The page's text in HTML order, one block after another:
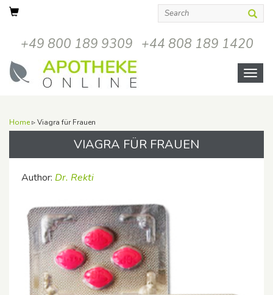
+49 800 189 9309 +44 808 189 1420
Open
Home▹ Viagra für Frauen
VIAGRA FÜR FRAUEN
Author: Dr. Rekti